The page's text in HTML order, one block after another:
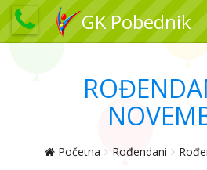
GK Pobednik
Početna Rođendani